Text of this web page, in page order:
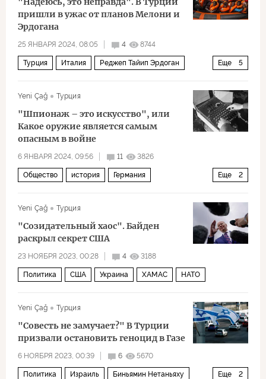
пришли в ужас от планов Мелони и
Эрдогана
25 ЯНВАРЯ 2024, 08:05 4 8744
Еще 5
Турция Италия Реджеп Тайип Эрдоган
Yeni Çağ
Турция
"Шпионаж – это искусство", или
Какое оружие является самым
опасным в войне
6 ЯНВАРЯ 2024, 09:56 11 3826
Еще 2
Общество история Германия
Yeni Çağ
Турция
"Созидательный хаос". Байден
раскрыл секрет США
23 НОЯБРЯ 2023, 00:28 4 3188
Политика США Украина ХАМАС НАТО
Yeni Çağ Турция
"Совесть не замучает?" В Турции
призвали остановить геноцид в Газе
6 НОЯБРЯ 2023, 00:39 6 5670
Еще 2
Политика Израиль Биньямин Нетаньяху